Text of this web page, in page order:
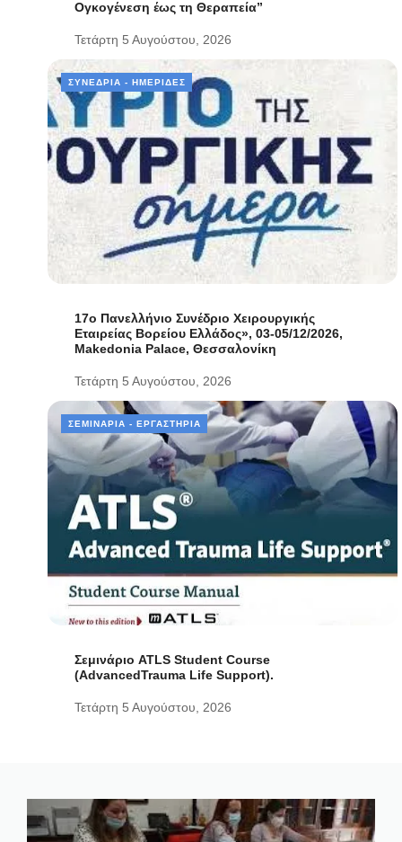
Ογκογένεση έως τη Θεραπεία”
Τετάρτη 5 Αυγούστου, 2026
ΣΥΝΈΔΡΙΑ - ΗΜΕΡΊΔΕΣ
17ο Πανελλήνιο Συνέδριο Χειρουργικής
Εταιρείας Βορείου Ελλάδος», 03-05/12/2026,
Makedonia Palace, Θεσσαλονίκη
Τετάρτη 5 Αυγούστου, 2026
ΣΕΜΙΝΆΡΙΑ - ΕΡΓΑΣΤΉΡΙΑ
Σεμινάριο ATLS Student Course
(AdvancedTrauma Life Support).
Τετάρτη 5 Αυγούστου, 2026